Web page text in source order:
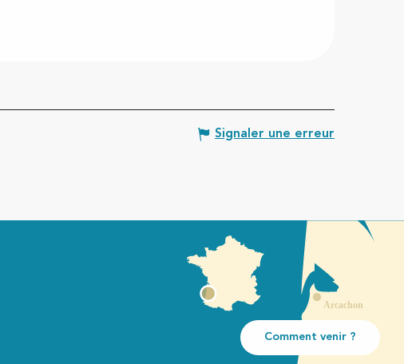
Signaler une erreur
Comment venir ?